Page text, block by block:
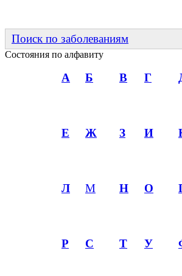
Поиск по заболеваниям
Состояния по алфавиту
А Б В Г
Е Ж З И
Л М Н О
Р С Т У